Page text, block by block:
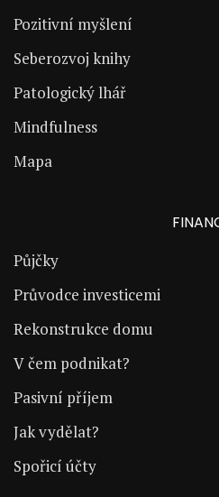
Pozitivní myšlení
Seberozvoj knihy
Patologický lhář
Mindfulness
Mapa
Půjčky
Průvodce investicemi
Rekonstrukce domu
V čem podnikat?
Pasivní příjem
Jak vydělat?
Spořicí účty